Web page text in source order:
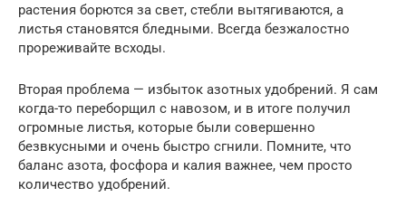
растения борются за свет, стебли вытягиваются, а
листья становятся бледными. Всегда безжалостно
прореживайте всходы.
Вторая проблема — избыток азотных удобрений. Я сам
когда-то переборщил с навозом, и в итоге получил
огромные листья, которые были совершенно
безвкусными и очень быстро сгнили. Помните, что
баланс азота, фосфора и калия важнее, чем просто
количество удобрений.